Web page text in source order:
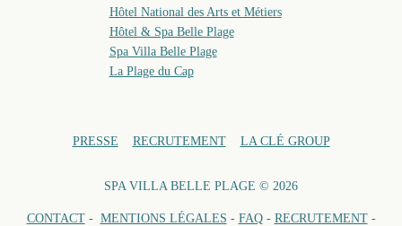
Hôtel National des Arts et Métiers
Hôtel & Spa Belle Plage
Spa Villa Belle Plage
La Plage du Cap
PRESSE RECRUTEMENT LA CLÉ GROUP
SPA VILLA BELLE PLAGE © 2026
CONTACT- MENTIONS LÉGALES - FAQ- RECRUTEMENT-